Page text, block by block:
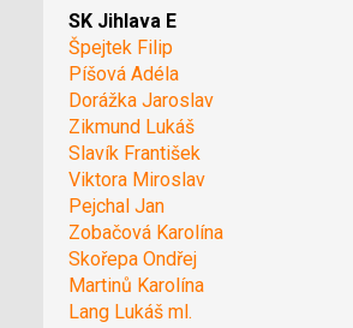
SK Jihlava E
Špejtek Filip
Píšová Adéla
Dorážka Jaroslav
Zikmund Lukáš
Slavík František
Viktora Miroslav
Pejchal Jan
Zobačová Karolína
Skořepa Ondřej
Martinů Karolína
Lang Lukáš ml.